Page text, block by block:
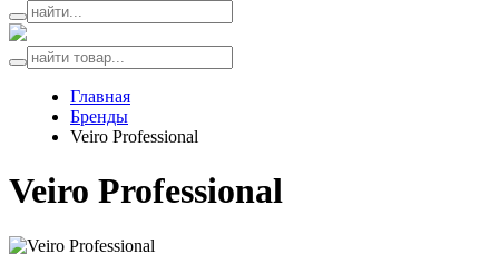
Главная
Бренды
Veiro Professional
Veiro Professional